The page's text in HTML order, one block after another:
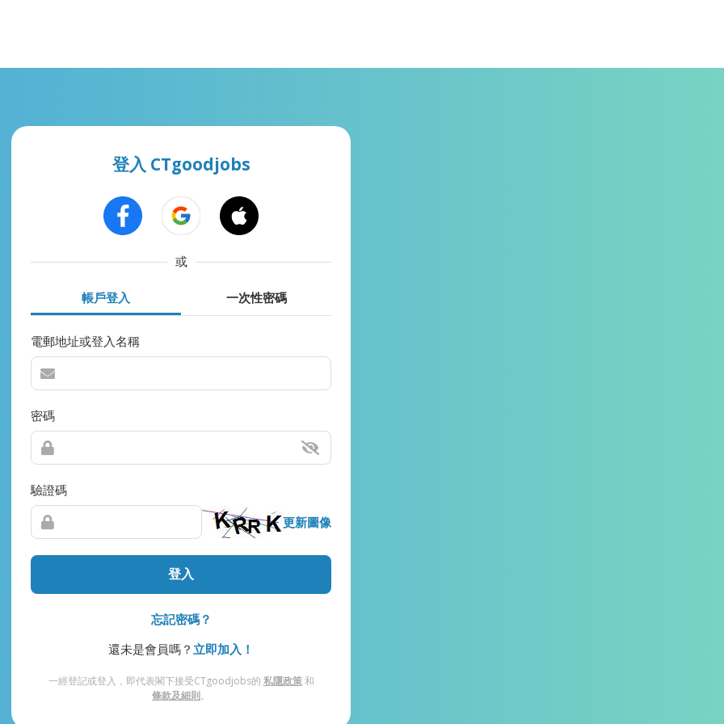
登入 CTgoodjobs
或
帳戶登入 一次性密碼
電郵地址或登入名稱
密碼
驗證碼
更新圖像
登入
忘記密碼？
還未是會員嗎？ 立即加入！
一經登記或登入，即代表閣下接受CTgoodjobs的 私隱政策和
條款及細則。